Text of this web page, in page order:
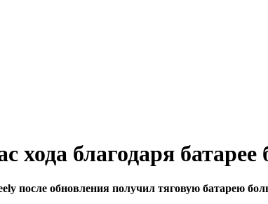
хода благодаря
после обновления получил тяговую батарею